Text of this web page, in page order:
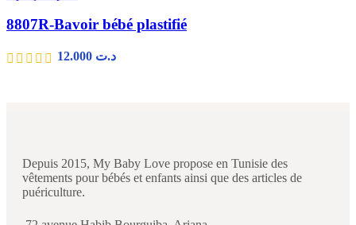
8807R-Bavoir bébé plastifié
د.ت
Depuis 2015, My Baby Love propose en Tunisie des
vêtements pour bébés et enfants ainsi que des articles de
puériculture.